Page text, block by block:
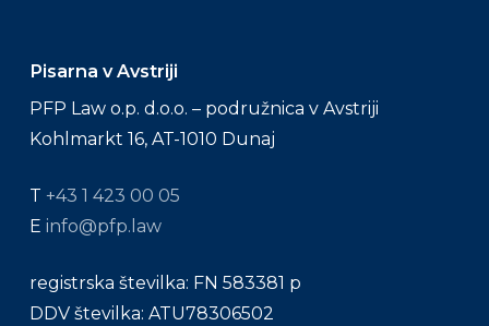
Pisarna v Avstriji
PFP Law o.p. d.o.o. – podružnica v Avstriji
Kohlmarkt 16, AT-1010 Dunaj
T +43 1 423 00 05
E info@pfp.law
registrska številka: FN 583381 p
DDV številka: ATU78306502